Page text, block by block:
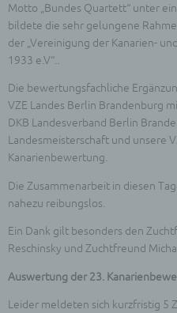
Motto „Bundes Quartett“ unter
bildete die sehr gelungene
der „Vereinigung der Kanarien-
1933 e.V“..
Die bewertungsfachliche
VZE Landes Berlin Brandenburg
DKB Landesverband Berlin
Landesmeisterschaft und unsere
Kanarienbewertung.
Die Zusammenarbeit in diesen
nahezu reibungslos.
Ein Dank gilt besonders den
Reschinsky und Zuchtfreund
Auswertung der 23.
Leider meldeten sich kurzfristig 5